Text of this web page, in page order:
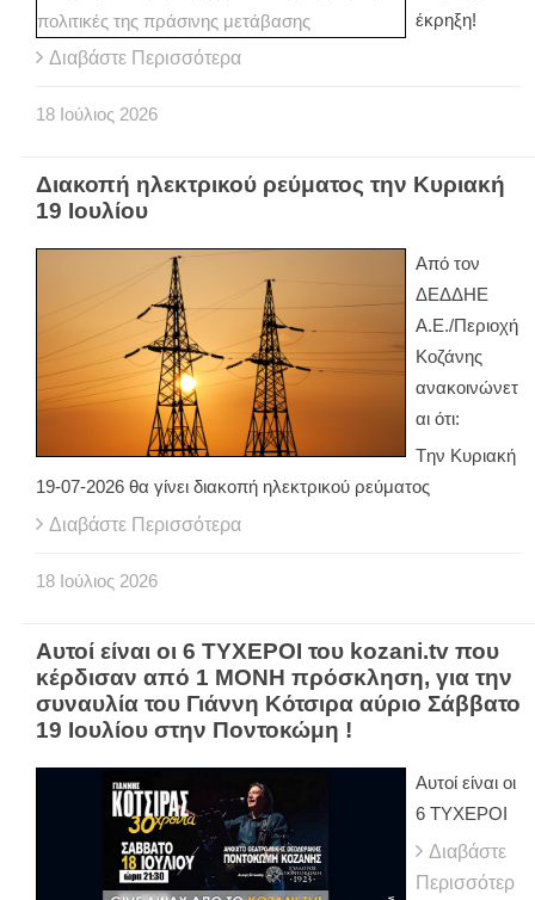
έκρηξη!
Διαβάστε Περισσότερα
18 Ιούλιος 2026
Διακοπή ηλεκτρικού ρεύματος την Κυριακή
19 Ιουλίου
Από τον
ΔΕΔΔΗΕ
Α.Ε./Περιοχή
Κοζάνης
ανακοινώνετ
αι ότι:
Tην Κυριακή
19-07-2026 θα γίνει διακοπή ηλεκτρικού ρεύματος
Διαβάστε Περισσότερα
18 Ιούλιος 2026
Αυτοί είναι οι 6 ΤΥΧΕΡΟΙ του kozani.tv που
κέρδισαν από 1 ΜΟΝΗ πρόσκληση, για την
συναυλία του Γιάννη Κότσιρα αύριο Σάββατο
19 Ιουλίου στην Ποντοκώμη !
Αυτοί είναι οι
6 ΤΥΧΕΡΟΙ
Διαβάστε
Περισσότερ